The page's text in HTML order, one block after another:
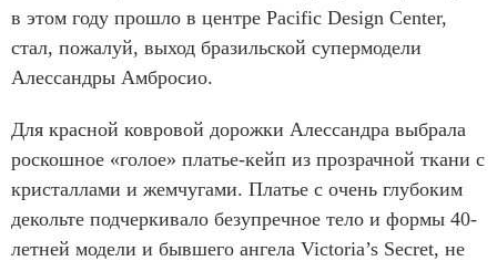
в этом году прошло в центре Pacific Design Center,
стал, пожалуй, выход бразильской супермодели
Алессандры Амбросио.
Для красной ковровой дорожки Алессандра выбрала
роскошное «голое» платье-кейп из прозрачной ткани с
кристаллами и жемчугами. Платье с очень глубоким
декольте подчеркивало безупречное тело и формы 40-
летней модели и бывшего ангела Victoria’s Secret, не